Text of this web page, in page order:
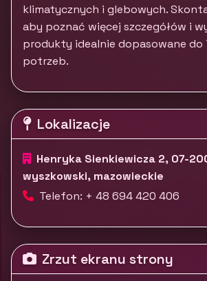
klimatycznych i glebowych.
aby poznać więcej szczegółów i
produkty idealnie dopasowane do
potrzeb.
Lokalizacje
Henryka Sienkiewicza 2, 07-
wyszkowski, mazowieckie
Telefon: + 48 694 420 406
Zrzut ekranu strony